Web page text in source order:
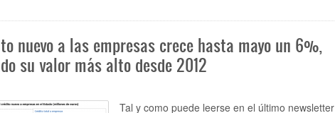
Adegi,
suscribimos
nuevo a las empresas crece hasta mayo un 6%,
su valor más alto desde 2012
Tal y como puede leerse en el último newsletter